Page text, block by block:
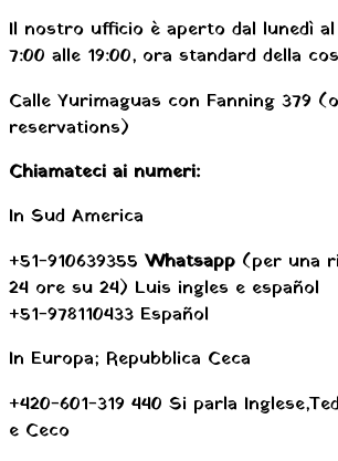
Il nostro ufficio è aperto dal lunedì
7:00 alle 19:00, ora standard della
Calle Yurimaguas con Fanning 379
reservations)
Chiamateci ai numeri:
In Sud America
+51-910639355 Whatsapp (per una
24 ore su 24) Luis ingles e español
+51-978110433 Español
In Europa; Repubblica Ceca
+420-601-319 440 Si parla
e Ceco